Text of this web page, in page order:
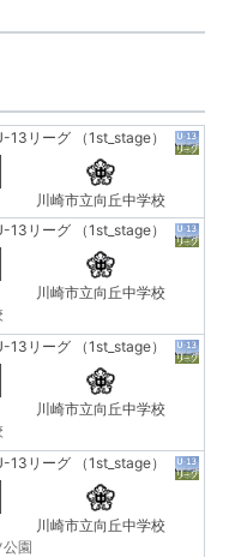
13リーグ （1st_stage）
川崎市立向丘中学校
13リーグ （1st_stage）
川崎市立向丘中学校
13リーグ （1st_stage）
川崎市立向丘中学校
13リーグ （1st_stage）
川崎市立向丘中学校
園